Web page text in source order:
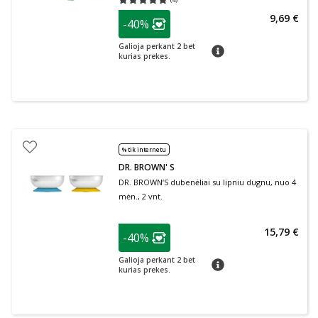
Vidutinis įvertinimas 5.00
patarimas
Lojalumo klubo narių nuolaida
-40%
Galioja perkant 2 bet
kurias prekes.
patarimas
9,69 €
% tik internetu
DR. BROWN' S
DR. BROWN‘S dubenėliai su lipniu dugnu, nuo 4
mėn., 2 vnt.
patarimas
Lojalumo klubo narių nuolaida
-40%
Galioja perkant 2 bet
kurias prekes.
patarimas
15,79 €